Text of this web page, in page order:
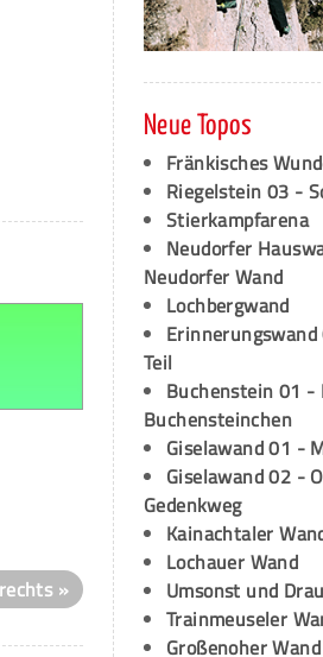
»
Neue Topos
Fränkisches
Riegelstein 03 -
Stierkampfarena
Neudorfer
Neudorfer Wand
Lochbergwand
Teil
Buchenstein 01 -
Buchensteinchen
Giselawand 01 -
Giselawand 02 -
Gedenkweg
Kainachtaler
Lochauer Wand
Umsonst und
Trainmeuseler
Großenoher